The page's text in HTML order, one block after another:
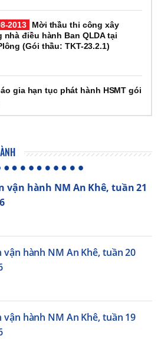
2013
Mời thầu thi công xây
nhà điều hành Ban QLDA tại
(Gói thầu: TKT-23.2.1)
gia hạn tục phát hành HSMT gói
vận hành NM An Khê, tuần 21
vận hành NM An Khê, tuần 20
vận hành NM An Khê, tuần 19